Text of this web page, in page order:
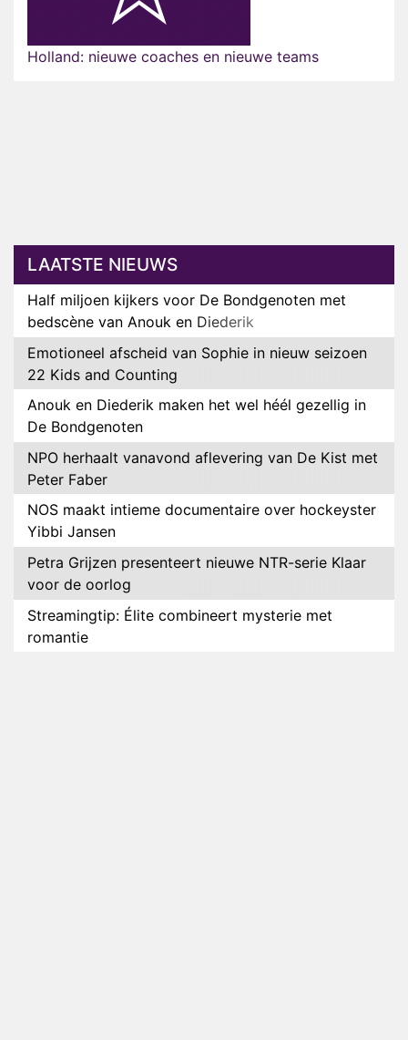
Holland: nieuwe coaches en nieuwe teams
LAATSTE NIEUWS
Half miljoen kijkers voor De Bondgenoten met
bedscène van Anouk en Diederik
Emotioneel afscheid van Sophie in nieuw seizoen
22 Kids and Counting
Anouk en Diederik maken het wel héél gezellig in
De Bondgenoten
NPO herhaalt vanavond aflevering van De Kist met
Peter Faber
NOS maakt intieme documentaire over hockeyster
Yibbi Jansen
Petra Grijzen presenteert nieuwe NTR-serie Klaar
voor de oorlog
Streamingtip: Élite combineert mysterie met
romantie